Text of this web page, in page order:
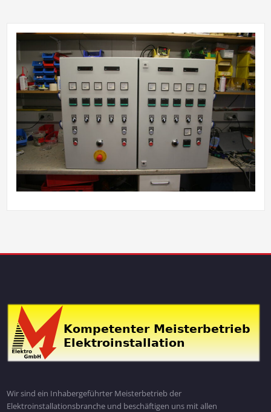
Wir sind ein Inhabergeführter Meisterbetrieb der
Elektroinstallationsbranche und beschäftigen uns mit allen